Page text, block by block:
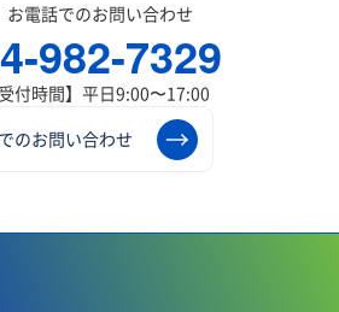
お電話でのお問い合わせ
982-7329
受付時間】平日9:00〜17:00
のお問い合わせ